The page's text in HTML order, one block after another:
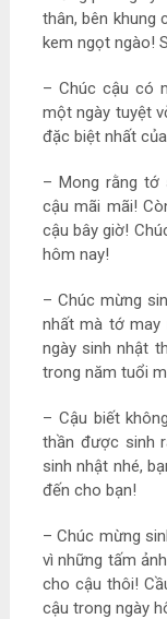
thân, bên khung
kem ngọt ngào!
– Chúc cậu có
một ngày tuyệt
đặc biệt nhất
– Mong rằng tớ
cậu mãi mãi!
cậu bây giờ!
hôm nay!
– Chúc mừng
nhất mà tớ
ngày sinh nhật
trong năm tuổi
– Cậu biết
thần được sinh
sinh nhật nhé,
đến cho bạn!
– Chúc mừng
vì những tấm
cho cậu thôi!
cậu trong ngày